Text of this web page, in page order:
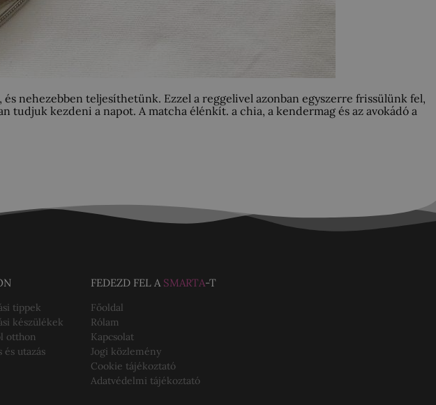
nehezebben teljesíthetünk. Ezzel a reggelivel azonban egyszerre frissülünk fel,
kezdeni a napot. A matcha élénkít. a chia, a kendermag és az avokádó a
tippek
készülékek
otthon
és utazás
FEDEZD FEL A SMARTA-T
Főoldal
Rólam
Kapcsolat
Jogi közlemény
Cookie tájékoztató
Adatvédelmi tájékoztató